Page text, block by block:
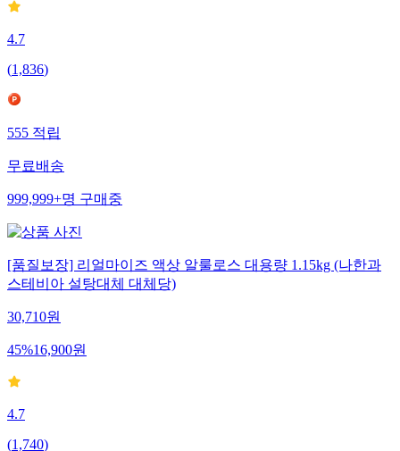
4.7
(1,836)
555 적립
무료배송
999,999+명 구매중
[품질보장] 리얼마이즈 액상 알룰로스 대용량 1.15kg (나한과
스테비아 설탕대체 대체당)
30,710원
45%16,900원
4.7
(1,740)